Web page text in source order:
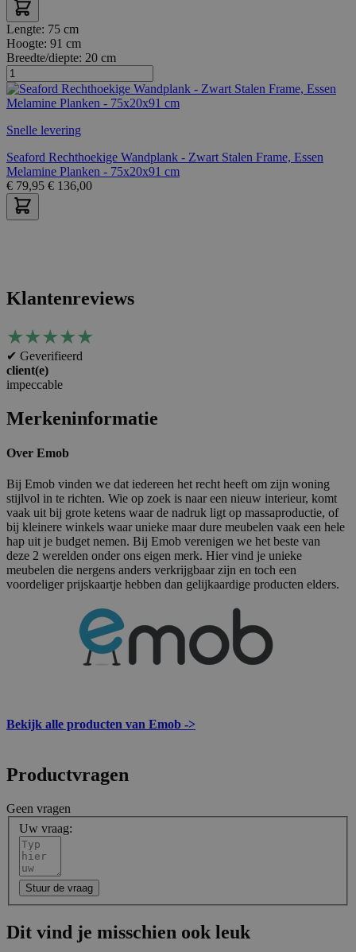
Lengte: 75 cm
Hoogte: 91 cm
Breedte/diepte: 20 cm
Snelle levering
Seaford Rechthoekige Wandplank - Zwart Stalen Frame, Essen
Melamine Planken - 75x20x91 cm
€ 79,95 € 136,00
Klantenreviews
★★★★★
✔ Geverifieerd
client(e)
impeccable
Merkeninformatie
Over Emob
Bij Emob vinden we dat iedereen het recht heeft om zijn woning
stijlvol in te richten. Wie op zoek is naar een nieuw interieur, komt
vaak uit bij grote ketens waar de nadruk ligt op massaproductie, of
bij kleinere winkels waar unieke maar dure meubelen vaak een hele
hap uit je budget nemen. Bij Emob verenigen we het beste van
deze 2 werelden onder ons eigen merk. Hier vind je unieke
meubelen die nergens anders verkrijgbaar zijn en toch een
voordeliger prijskaartje hebben dan gelijkaardige producten elders.
Bekijk alle producten van Emob ->
Productvragen
Geen vragen
Uw vraag:
Stuur de vraag
Dit vind je misschien ook leuk